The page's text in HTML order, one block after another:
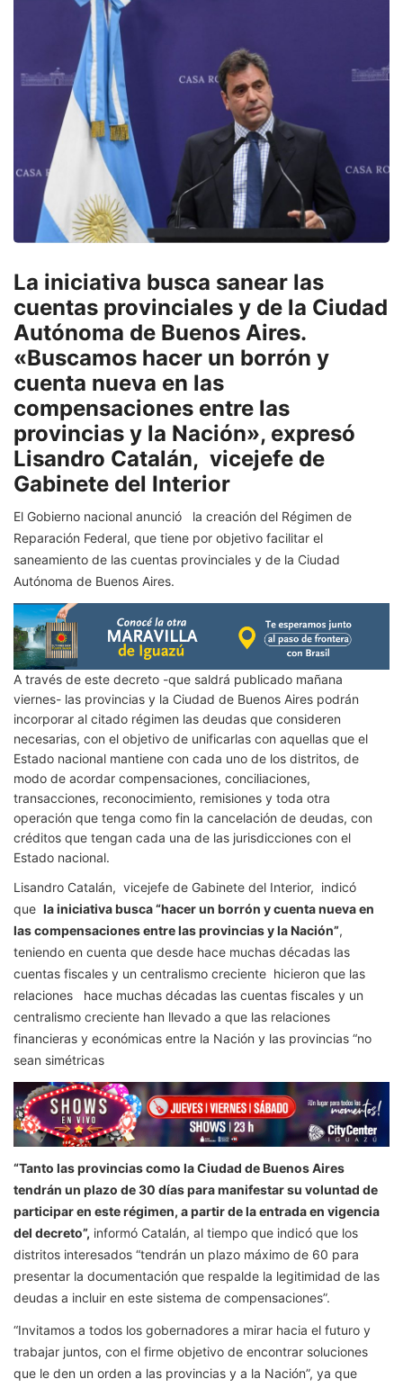
La iniciativa busca sanear las
cuentas provinciales y de la Ciudad
Autónoma de Buenos Aires.
«Buscamos hacer un borrón y
cuenta nueva en las
compensaciones entre las
provincias y la Nación», expresó
Lisandro Catalán, vicejefe de
Gabinete del Interior
El Gobierno nacional anunció la creación del Régimen de
Reparación Federal, que tiene por objetivo facilitar el
saneamiento de las cuentas provinciales y de la Ciudad
Autónoma de Buenos Aires.
A través de este decreto -que saldrá publicado mañana
viernes- las provincias y la Ciudad de Buenos Aires podrán
incorporar al citado régimen las deudas que consideren
necesarias, con el objetivo de unificarlas con aquellas que el
Estado nacional mantiene con cada uno de los distritos, de
modo de acordar compensaciones, conciliaciones,
transacciones, reconocimiento, remisiones y toda otra
operación que tenga como fin la cancelación de deudas, con
créditos que tengan cada una de las jurisdicciones con el
Estado nacional.
Lisandro Catalán, vicejefe de Gabinete del Interior, indicó
que la iniciativa busca “hacer un borrón y cuenta nueva en
las compensaciones entre las provincias y la Nación”,
teniendo en cuenta que desde hace muchas décadas las
cuentas fiscales y un centralismo creciente hicieron que las
relaciones hace muchas décadas las cuentas fiscales y un
centralismo creciente han llevado a que las relaciones
financieras y económicas entre la Nación y las provincias “no
sean simétricas
“Tanto las provincias como la Ciudad de Buenos Aires
tendrán un plazo de 30 días para manifestar su voluntad de
participar en este régimen, a partir de la entrada en vigencia
del decreto”, informó Catalán, al tiempo que indicó que los
distritos interesados “tendrán un plazo máximo de 60 para
presentar la documentación que respalde la legitimidad de las
deudas a incluir en este sistema de compensaciones”.
“Invitamos a todos los gobernadores a mirar hacia el futuro y
trabajar juntos, con el firme objetivo de encontrar soluciones
que le den un orden a las provincias y a la Nación”, ya que